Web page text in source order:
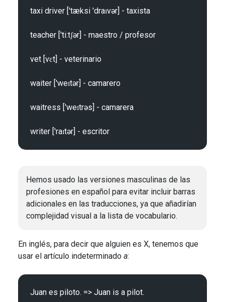
taxi driver ['tæksi 'draɪvər] - taxista
teacher ['ti:tʃər] - maestro / profesor
vet [vɛt] - veterinario
waiter ['weɪtər] - camarero
waitress ['weɪtrəs] - camarera
Hemos usado las versiones masculinas de las
profesiones en español para evitar incluir barras
adicionales en las traducciones, ya que añadirían
complejidad visual a la lista de vocabulario.
En inglés, para decir que alguien es X, tenemos que
usar el artículo indeterminado a:
Juan es piloto. => Juan is a pilot.